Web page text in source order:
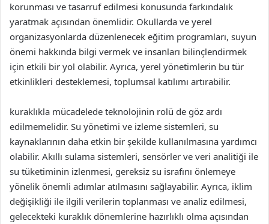
korunması ve tasarruf edilmesi konusunda farkındalık
yaratmak açısından önemlidir. Okullarda ve yerel
organizasyonlarda düzenlenecek eğitim programları, suyun
önemi hakkında bilgi vermek ve insanları bilinçlendirmek
için etkili bir yol olabilir. Ayrıca, yerel yönetimlerin bu tür
etkinlikleri desteklemesi, toplumsal katılımı artırabilir.
kuraklıkla mücadelede teknolojinin rolü de göz ardı
edilmemelidir. Su yönetimi ve izleme sistemleri, su
kaynaklarının daha etkin bir şekilde kullanılmasına yardımcı
olabilir. Akıllı sulama sistemleri, sensörler ve veri analitiği ile
su tüketiminin izlenmesi, gereksiz su israfını önlemeye
yönelik önemli adımlar atılmasını sağlayabilir. Ayrıca, iklim
değişikliği ile ilgili verilerin toplanması ve analiz edilmesi,
gelecekteki kuraklık dönemlerine hazırlıklı olma açısından